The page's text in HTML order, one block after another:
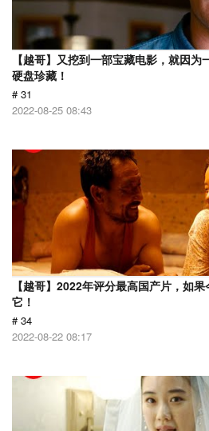
【越哥】又挖到一部宝藏电影，就因
硬盘珍藏！
# 31
2022-08-25 08:43
【越哥】2022年评分最高国产片，如
它！
# 34
2022-08-22 08:17